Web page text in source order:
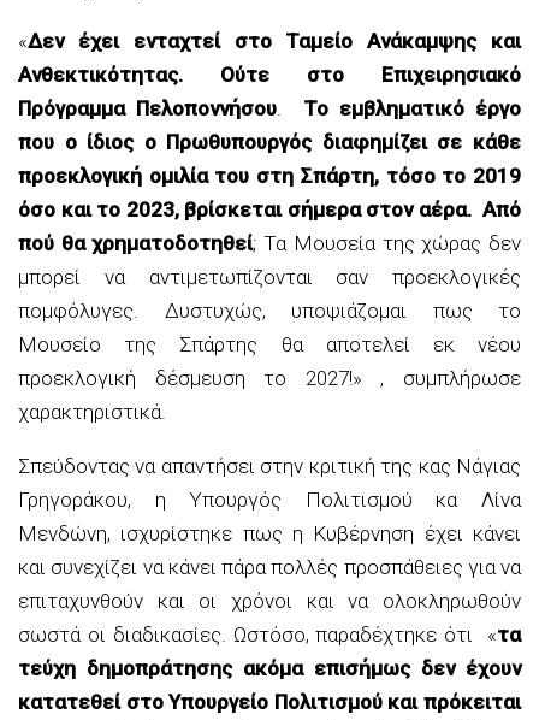
«Δεν έχει ενταχτεί στο Ταμείο Ανάκαμψης και
Ανθεκτικότητας. Ούτε στο Επιχειρησιακό
Πρόγραμμα Πελοποννήσου
Το εμβληματικό έργο
που ο ίδιος ο Πρωθυπουργός διαφημίζει σε κάθε
προεκλογική ομιλία του στη Σπάρτη, τόσο το 2019
όσο και το 2023, βρίσκεται σήμερα στον αέρα. Από
πού θα χρηματοδοτηθεί; Τα Μουσεία της χώρας δεν
μπορεί να αντιμετωπίζονται σαν προεκλογικές
πομφόλυγες. Δυστυχώς, υποψιάζομαι πως το
Μουσείο της Σπάρτης θα αποτελεί εκ νέου
προεκλογική δέσμευση το 2027!» , συμπλήρωσε
χαρακτηριστικά.
Σπεύδοντας να απαντήσει στην κριτική της κας Νάγιας
Γρηγοράκου, η Υπουργός Πολιτισμού κα Λίνα
Μενδώνη, ισχυρίστηκε πως η Κυβέρνηση έχει κάνει
και συνεχίζει να κάνει πάρα πολλές προσπάθειες για να
επιταχυνθούν και οι χρόνοι και να ολοκληρωθούν
σωστά οι διαδικασίες. Ωστόσο, παραδέχτηκε ότι «τα
τεύχη δημοπράτησης ακόμα επισήμως δεν έχουν
κατατεθεί στο Υπουργείο Πολιτισμού και πρόκειται